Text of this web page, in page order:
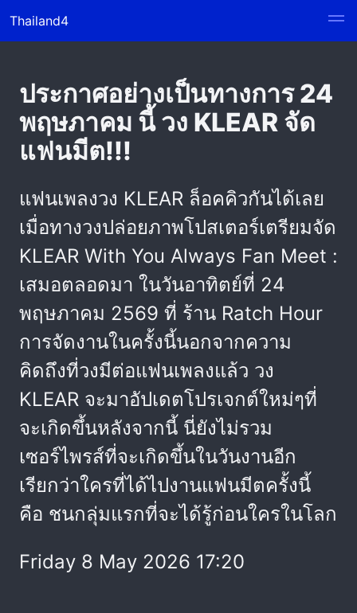
Thailand4
ประกาศอย่างเป็นทางการ 24
พฤษภาคม นี้ วง KLEAR จัด
แฟนมีต!!!
แฟนเพลงวง KLEAR ล็อคคิวกันได้เลย
เมื่อทางวงปล่อยภาพโปสเตอร์เตรียมจัด
KLEAR With You Always Fan Meet :
เสมอตลอดมา ในวันอาทิตย์ที่ 24
พฤษภาคม 2569 ที่ ร้าน Ratch Hour
การจัดงานในครั้งนี้นอกจากความ
คิดถึงที่วงมีต่อแฟนเพลงแล้ว วง
KLEAR จะมาอัปเดตโปรเจกต์ใหม่ๆที่
จะเกิดขึ้นหลังจากนี้ นี่ยังไม่รวม
เซอร์ไพรส์ที่จะเกิดขึ้นในวันงานอีก
เรียกว่าใครที่ได้ไปงานแฟนมีตครั้งนี้
คือ ชนกลุ่มแรกที่จะได้รู้ก่อนใครในโลก
Friday 8 May 2026 17:20